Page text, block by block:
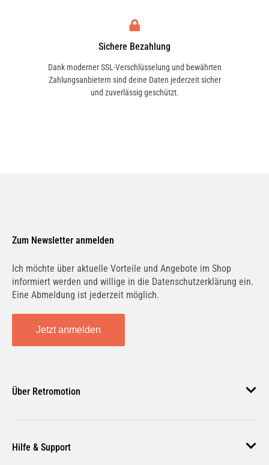
Sichere Bezahlung
Dank moderner SSL-Verschlüsselung und bewährten
Zahlungsanbietern sind deine Daten jederzeit sicher
und zuverlässig geschützt.
Zum Newsletter anmelden
Ich möchte über aktuelle Vorteile und Angebote im Shop
informiert werden und willige in die Datenschutzerklärung ein.
Eine Abmeldung ist jederzeit möglich.
Jetzt anmelden
Über Retromotion
Unsere Jobs
Hilfe & Support